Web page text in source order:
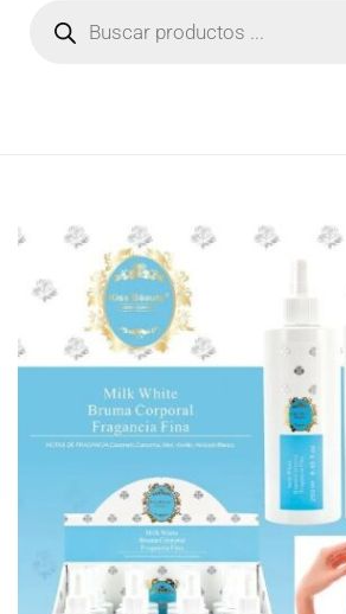
FIANZA
MODA
BEAUTY
PERFUMES
BISUTERIA
BOLSOS Y